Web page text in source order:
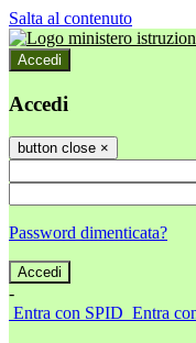
Salta al contenuto
Accedi
Accedi
button close ×
Password dimenticata?
-
Entra con SPID Entra